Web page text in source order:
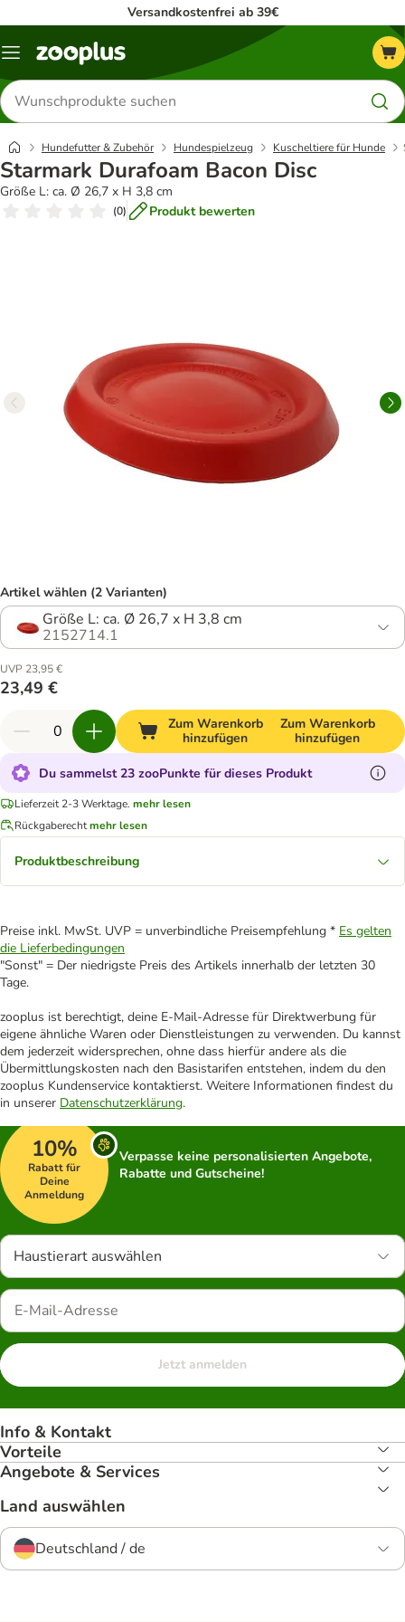
Versandkostenfrei ab 39€
Menü
Produkte
suchen
Hundefutter & Zubehör Hundespielzeug Kuscheltiere für Hunde
Starmark Durafoam Bacon Disc
Größe L: ca. Ø 26,7 x H 3,8 cm
(0) Produkt bewerten
Artikel wählen (2 Varianten)
Größe L: ca. Ø 26,7 x H 3,8 cm
2152714.1
UVP 23,95 €
23,49 €
Zum Warenkorb
hinzufügen
Zum Warenkorb
hinzufügen
Du sammelst 23 zooPunkte für dieses Produkt
Lieferzeit 2-3 Werktage. mehr lesen
Rückgaberechtmehr lesen
Produktbeschreibung
Preise inkl. MwSt. UVP = unverbindliche Preisempfehlung * Es gelten
die Lieferbedingungen
"Sonst" = Der niedrigste Preis des Artikels innerhalb der letzten 30
Tage.
zooplus ist berechtigt, deine E-Mail-Adresse für Direktwerbung für
eigene ähnliche Waren oder Dienstleistungen zu verwenden. Du kannst
dem jederzeit widersprechen, ohne dass hierfür andere als die
Übermittlungskosten nach den Basistarifen entstehen, indem du den
zooplus Kundenservice kontaktierst. Weitere Informationen findest du
in unserer Datenschutzerklärung.
10%
Rabatt für
Deine
Anmeldung
Verpasse keine personalisierten Angebote,
Rabatte und Gutscheine!
Haustierart auswählen
Jetzt anmelden
Info & Kontakt
Vorteile
Angebote & Services
Land auswählen
Deutschland / de